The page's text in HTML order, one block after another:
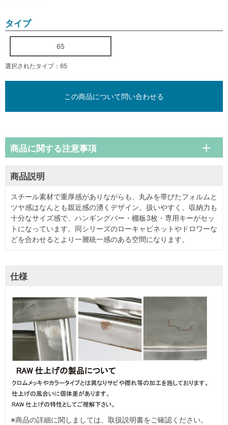
タイプ
65
選択されたタイプ：65
この商品について問い合わせる
商品説明
スチール素材で重厚感がありながらも、丸みを帯びたフォルムと
ツヤ感はなんとも親近感の湧くデザイン。扱いやすく、収納力も
十分なサイズ感で、ハンギングバー・棚板3枚・専用キーがセッ
トになっています。同シリーズのローキャビネットやドロワーな
どを合わせるとより一層統一感のある空間になります。
商品に関する注意事項
仕様
※商品の詳細に関しましては、取扱説明書をご確認ください。